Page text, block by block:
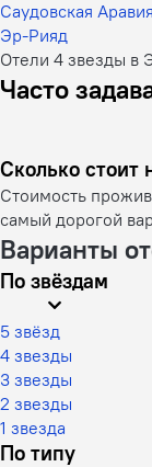
Саудовская Аравия
Эр-Рияд
Отели 4 звезды в
Часто
Стоимость
самый дорогой
Варианты
По звёздам
5 звёзд
4 звезды
3 звезды
2 звезды
1 звезда
По типу